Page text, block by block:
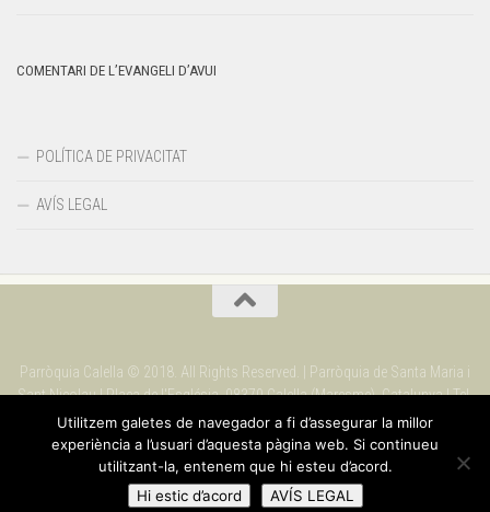
COMENTARI DE L’EVANGELI D’AVUI
POLÍTICA DE PRIVACITAT
AVÍS LEGAL
Parròquia Calella © 2018. All Rights Reserved. | Parròquia de Santa Maria i
Sant Nicolau | Plaça de l'Església. 08370 Calella (Maresme). Catalunya | Tel.
937 69 09 90
Utilitzem galetes de navegador a fi d’assegurar la millor
experiència a l’usuari d’aquesta pàgina web. Si continueu
utilitzant-la, entenem que hi esteu d’acord.
Hi estic d’acord
AVÍS LEGAL